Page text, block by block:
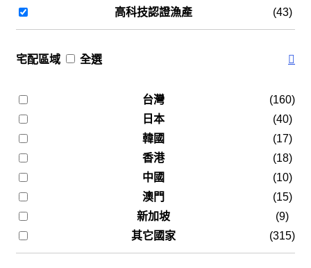
高科技認證漁產
(43)
宅配區域 全選
台灣
(160)
日本
(40)
韓國
(17)
香港
(18)
中國
(10)
澳門
(15)
新加坡
(9)
其它國家
(315)